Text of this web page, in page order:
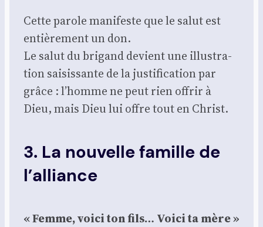
Cette parole mani­feste que le salut est
entiè­re­ment un don.
Le salut du bri­gand devient une illus­tra­
tion sai­sis­sante de la jus­ti­fi­ca­tion par
grâce : l’homme ne peut rien offrir à
Dieu, mais Dieu lui offre tout en Christ.
3. La nouvelle famille de
l’alliance
« Femme, voi­ci ton fils… Voi­ci ta mère »